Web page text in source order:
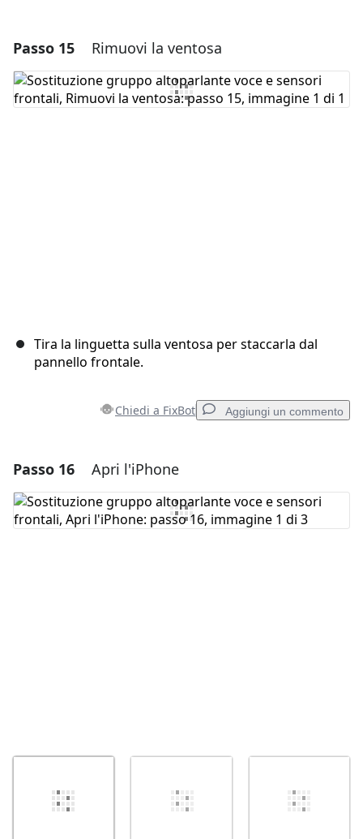
Aggiungi un commento
Aggiungi Commento
Passo 15 Rimuovi la ventosa
Tira la linguetta sulla ventosa per staccarla dal
pannello frontale.
Chiedi a FixBot Aggiungi un commento
Aggiungi un commento
Aggiungi Commento
Passo 16 Apri l'iPhone